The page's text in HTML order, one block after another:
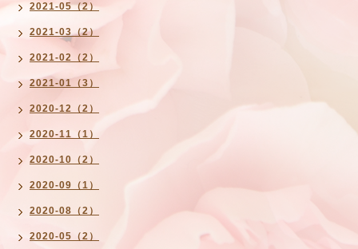
2021-05（2）
2021-03（2）
2021-02（2）
2021-01（3）
2020-12（2）
2020-11（1）
2020-10（2）
2020-09（1）
2020-08（2）
2020-05（2）